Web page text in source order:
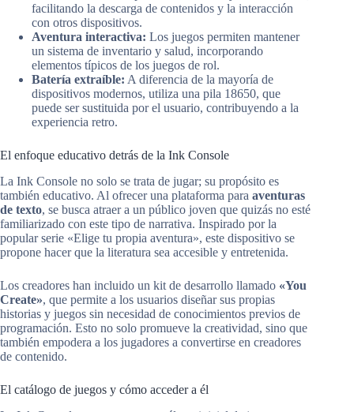
facilitando la descarga de contenidos y la interacción
con otros dispositivos.
Aventura interactiva: Los juegos permiten mantener
un sistema de inventario y salud, incorporando
elementos típicos de los juegos de rol.
Batería extraíble: A diferencia de la mayoría de
dispositivos modernos, utiliza una pila 18650, que
puede ser sustituida por el usuario, contribuyendo a la
experiencia retro.
El enfoque educativo detrás de la Ink Console
La Ink Console no solo se trata de jugar; su propósito es
también educativo. Al ofrecer una plataforma para aventuras
de texto, se busca atraer a un público joven que quizás no esté
familiarizado con este tipo de narrativa. Inspirado por la
popular serie «Elige tu propia aventura», este dispositivo se
propone hacer que la literatura sea accesible y entretenida.
Los creadores han incluido un kit de desarrollo llamado «You
Create», que permite a los usuarios diseñar sus propias
historias y juegos sin necesidad de conocimientos previos de
programación. Esto no solo promueve la creatividad, sino que
también empodera a los jugadores a convertirse en creadores
de contenido.
El catálogo de juegos y cómo acceder a él